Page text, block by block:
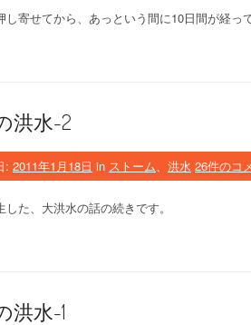
寄せてから、あっという間に10日間が経っ
洪水-2
: 2011年1月18日 in ストーム 洪水 26件のコ
た、大洪水の話の続きです。
洪水-1